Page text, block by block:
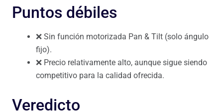
Puntos débiles
❌ Sin función motorizada Pan & Tilt (solo ángulo
fijo).
❌ Precio relativamente alto, aunque sigue siendo
competitivo para la calidad ofrecida.
Veredicto